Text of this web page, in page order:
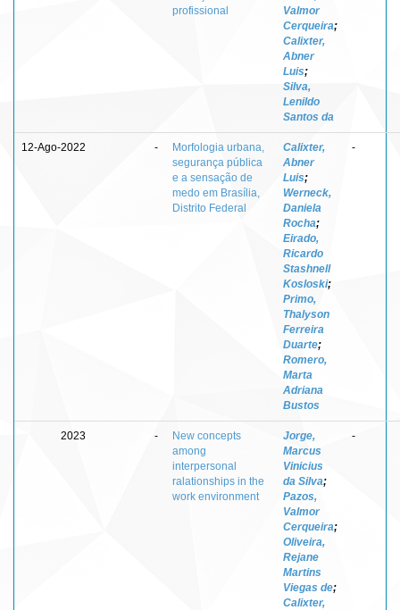
profissional
Valmor
Cerqueira;
Calixter,
Abner
Luis;
Silva,
Lenildo
Santos da
12-Ago-2022 -
Morfologia urbana,
segurança pública
e a sensação de
medo em Brasília,
Distrito Federal
Calixter,
Abner
Luis;
Werneck,
Daniela
Rocha;
Eirado,
Ricardo
Stashnell
Kosloski;
Primo,
Thalyson
Ferreira
Duarte;
Romero,
Marta
Adriana
Bustos
-
2023 -
New concepts
among
interpersonal
ralationships in the
work environment
Jorge,
Marcus
Vinicius
da Silva;
Pazos,
Valmor
Cerqueira;
Oliveira,
Rejane
Martins
Viegas de;
Calixter,
-